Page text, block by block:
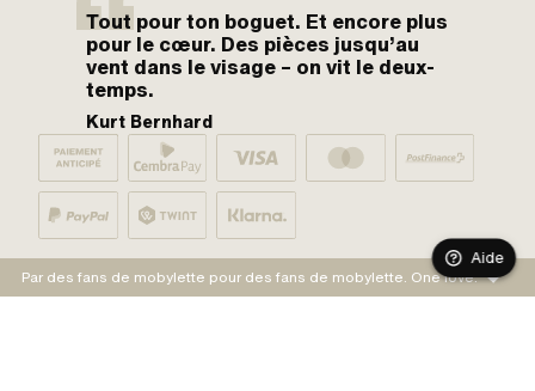
Tout pour ton boguet. Et encore plus
pour le cœur. Des pièces jusqu’au
vent dans le visage – on vit le deux-
temps.
Kurt Bernhard
Par des fans de mobylette pour des fans de mobylette. One love.
Aide